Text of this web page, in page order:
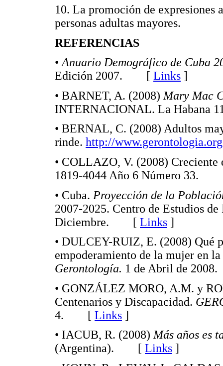
10. La promoción de expresiones
personas adultas mayores.
REFERENCIAS
•Anuario Demográfico de Cuba
Edición 2007. [ Links ]
• BARNET, A. (2008) Mary Mac
INTERNACIONAL. La
• BERNAL, C. (2008) Adultos
rinde. http://www.gerontologia.org
• COLLAZO, V. (2008) Creciente
1819-4044 Año 6 Número
• Cuba. Proyección de la
2007-2025. Centro de Estudios
Diciembre. [ Links ]
• DULCEY-RUIZ, E. (2008) Qué
empoderamiento de la mujer en
Gerontología. 1 de Abril de
• GONZÁLEZ MORO, A.M. y
Centenarios y Discapacidad.
4. [ Links ]
• IACUB, R. (2008)Más años es
(Argentina). [ Links ]